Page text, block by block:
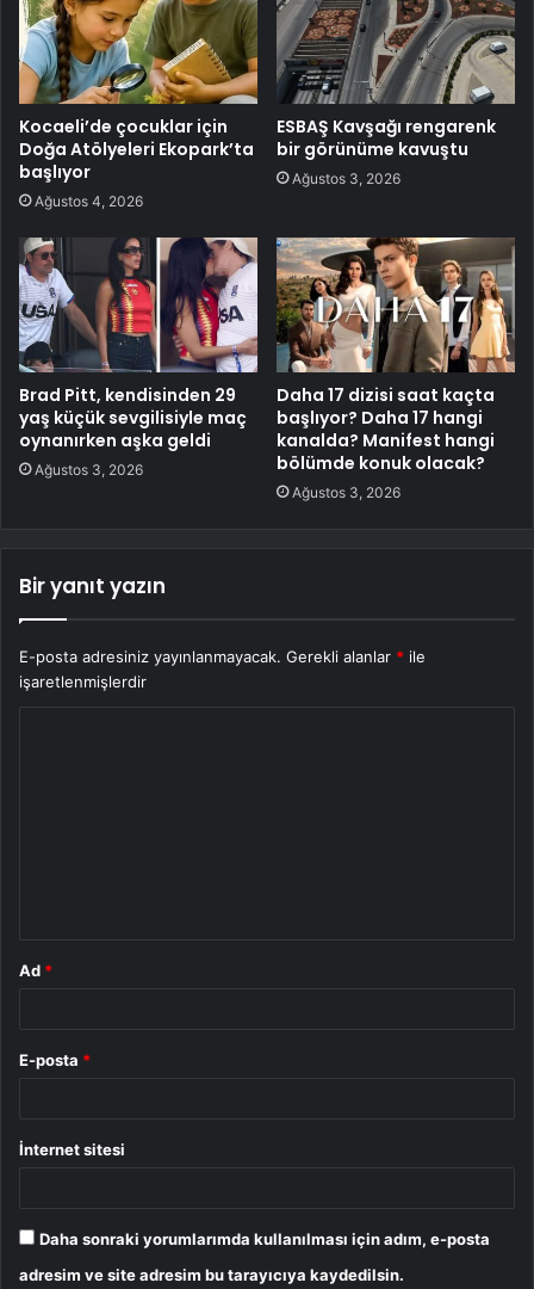
Kocaeli’de çocuklar için
Doğa Atölyeleri Ekopark’ta
başlıyor
Ağustos 4, 2026
ESBAŞ Kavşağı rengarenk
bir görünüme kavuştu
Ağustos 3, 2026
Brad Pitt, kendisinden 29
yaş küçük sevgilisiyle maç
oynanırken aşka geldi
Ağustos 3, 2026
Daha 17 dizisi saat kaçta
başlıyor? Daha 17 hangi
kanalda? Manifest hangi
bölümde konuk olacak?
Ağustos 3, 2026
Bir yanıt yazın
E-posta adresiniz yayınlanmayacak. Gerekli alanlar * ile
işaretlenmişlerdir
Ad *
E-posta *
İnternet sitesi
Daha sonraki yorumlarımda kullanılması için adım, e-posta
adresim ve site adresim bu tarayıcıya kaydedilsin.